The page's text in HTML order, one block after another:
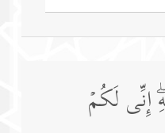
إِنِّی لَكُمۡ